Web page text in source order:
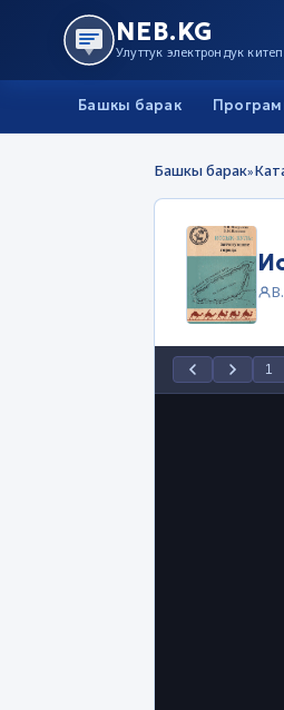
NEB.KG
Улуттук электрондук
Башкы барак
Башкы барак»